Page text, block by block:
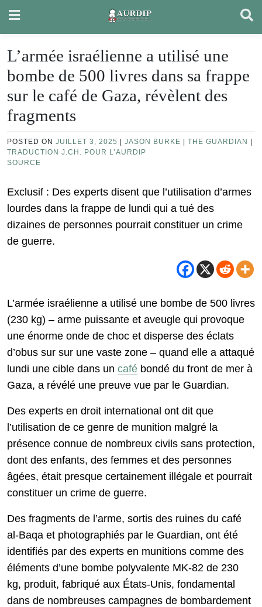
content
L’armée israélienne a utilisé une
bombe de 500 livres dans sa frappe
sur le café de Gaza, révèlent des
fragments
POSTED ON JUILLET 3, 2025 JASON BURKE THE GUARDIAN
TRADUCTION J.CH. POUR L’AURDIP
SOURCE
Exclusif : Des experts disent que l’utilisation d’armes
lourdes dans la frappe de lundi qui a tué des
dizaines de personnes pourrait constituer un crime
de guerre.
L’armée israélienne a utilisé une bombe de 500 livres
(230 kg) – arme puissante et aveugle qui provoque
une énorme onde de choc et disperse des éclats
d’obus sur sur une vaste zone – quand elle a attaqué
lundi une cible dans un café bondé du front de mer à
Gaza, a révélé une preuve vue par le Guardian.
Des experts en droit international ont dit que
l’utilisation de ce genre de munition malgré la
présence connue de nombreux civils sans protection,
dont des enfants, des femmes et des personnes
âgées, était presque certainement illégale et pourrait
constituer un crime de guerre.
Des fragments de l’arme, sortis des ruines du café
al-Baqa et photographiés par le Guardian, ont été
identifiés par des experts en munitions comme des
éléments d’une bombe polyvalente MK-82 de 230
kg, produit, fabriqué aux États-Unis, fondamental
dans de nombreuses campagnes de bombardement